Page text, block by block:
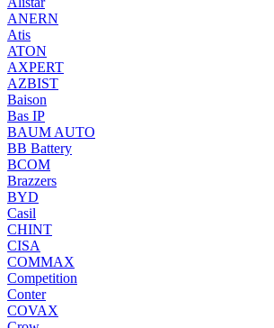
ANERN
Atis
ATON
AXPERT
AZBIST
Baison
Bas IP
BAUM AUTO
BB Battery
BCOM
Brazzers
BYD
Casil
CHINT
CISA
COMMAX
Competition
Conter
COVAX